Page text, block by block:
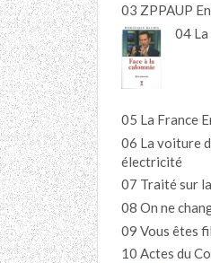
03 ZPPAUP
04
05 La France
06 La voiture
électricité
07 Traité sur
08 On ne
09 Vous êtes
10 Actes du